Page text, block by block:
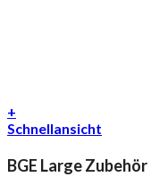
+
Schnellansicht
BGE Large Zubehör